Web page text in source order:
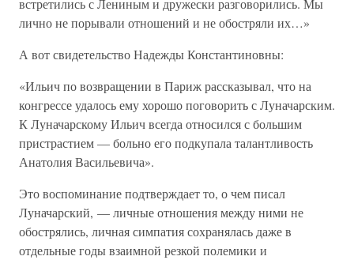
встретились с Лениным и дружески разговорились. Мы
лично не порывали отношений и не обостряли их…»
А вот свидетельство Надежды Константиновны:
«Ильич по возвращении в Париж рассказывал, что на
конгрессе удалось ему хорошо поговорить с Луначарским.
К Луначарскому Ильич всегда относился с большим
пристрастием — больно его подкупала талантливость
Анатолия Васильевича».
Это воспоминание подтверждает то, о чем писал
Луначарский, — личные отношения между ними не
обострялись, личная симпатия сохранялась даже в
отдельные годы взаимной резкой полемики и